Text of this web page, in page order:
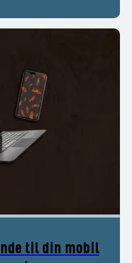
til din mobil